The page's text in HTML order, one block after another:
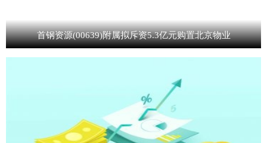
首钢资源(00639)附属拟斥资5.3亿元购置北京物业